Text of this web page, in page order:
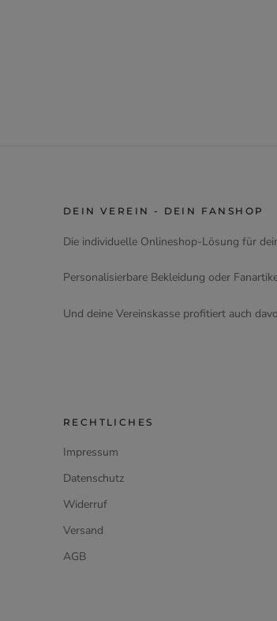
DEIN VEREIN - DEIN FANSHOP
Die individuelle Onlineshop-Lösung für
Personalisierbare Bekleidung oder
Und deine Vereinskasse profitiert auch
RECHTLICHES
Impressum
Datenschutz
Widerruf
Versand
AGB